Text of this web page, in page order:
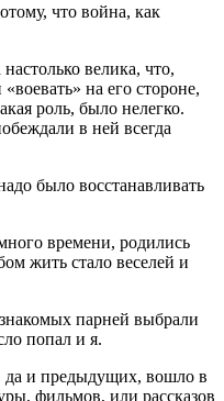
что война, как
велика, что,
на его стороне,
роль, было нелегко.
в ней всегда
было восстанавливать
времени, родились
жить стало веселей и
парней выбрали
попал и я.
да и предыдущих, вошло в
фильмов, или рассказов